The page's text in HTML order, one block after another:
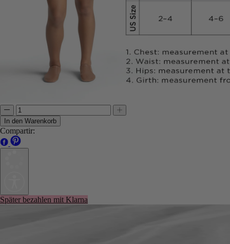
In den Warenkorb
Compartir:
Später bezahlen mit Klarna